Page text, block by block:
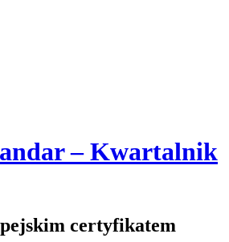
– Kwartalnik
certyfikatem